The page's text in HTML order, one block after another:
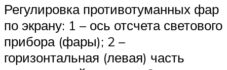
Регулировка противотуманных фар
по экрану: 1 – ось отсчета светового
прибора (фары); 2 –
горизонтальная (левая) часть